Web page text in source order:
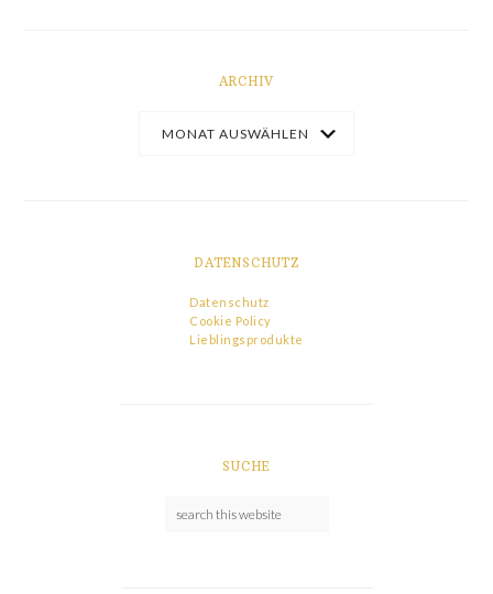
ARCHIV
DATENSCHUTZ
Datenschutz
Cookie Policy
Lieblingsprodukte
SUCHE